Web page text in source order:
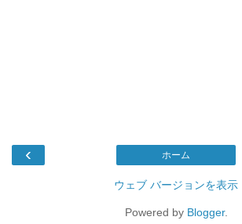
‹ ホーム
ウェブ バージョンを表示
Powered by Blogger.